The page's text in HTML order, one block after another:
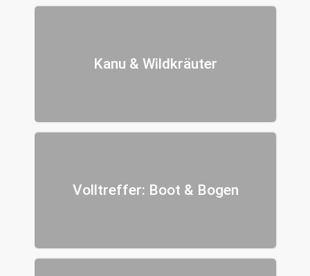
Kanu & Wildkräuter
Volltreffer: Boot & Bogen